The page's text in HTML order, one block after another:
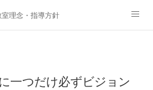
室理念・指導方針
一つだけ必ずビジョン